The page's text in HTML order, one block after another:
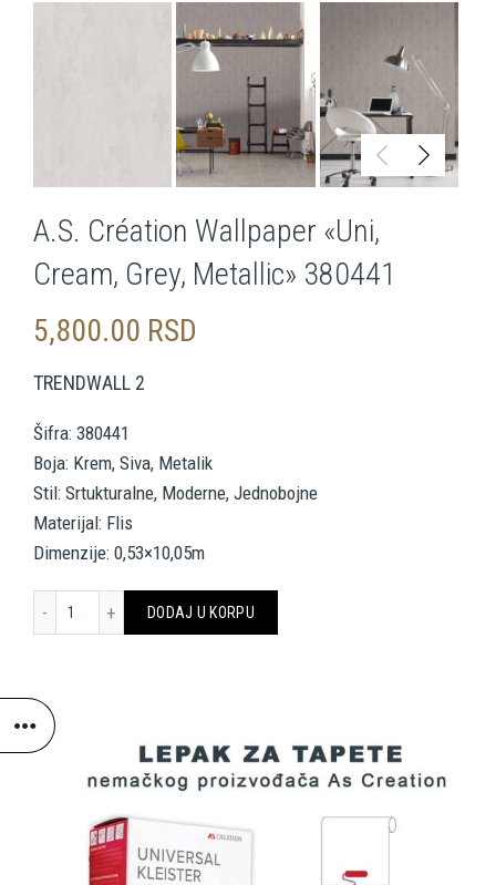
A.S. Création Wallpaper «Uni,
Cream, Grey, Metallic» 380441
5,800.00 RSD
TRENDWALL 2
Šifra: 380441
Boja: Krem, Siva, Metalik
Stil: Srtukturalne, Moderne, Jednobojne
Materijal: Flis
Dimenzije: 0,53×10,05m
A.S. Création Wallpaper «Uni, Cream, Grey, Metallic» 380441
DODAJ U KORPU